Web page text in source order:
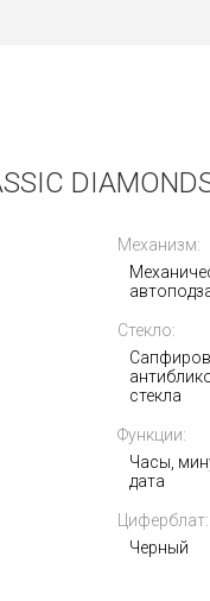
Механизм:
Стекло:
стекла
Функции:
Часы,
дата
Циферблат:
Черный